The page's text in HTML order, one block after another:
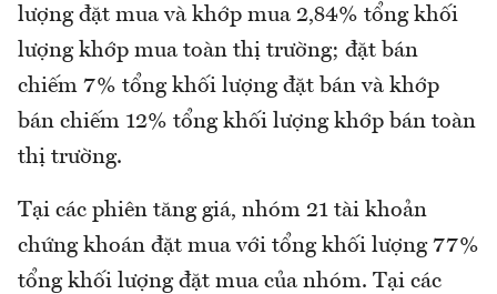
lượng đặt mua và khớp mua 2,84% tổng khối
lượng khớp mua toàn thị trường; đặt bán
chiếm 7% tổng khối lượng đặt bán và khớp
bán chiếm 12% tổng khối lượng khớp bán toàn
thị trường.
Tại các phiên tăng giá, nhóm 21 tài khoản
chứng khoán đặt mua với tổng khối lượng 77%
tổng khối lượng đặt mua của nhóm. Tại các